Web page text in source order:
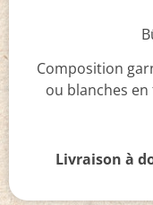
Composition
ou blanches
Livraison à